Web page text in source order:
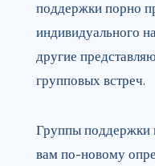
поддержки порно
индивидуального
другие
групповых встреч.
Группы поддержки
вам по-новому